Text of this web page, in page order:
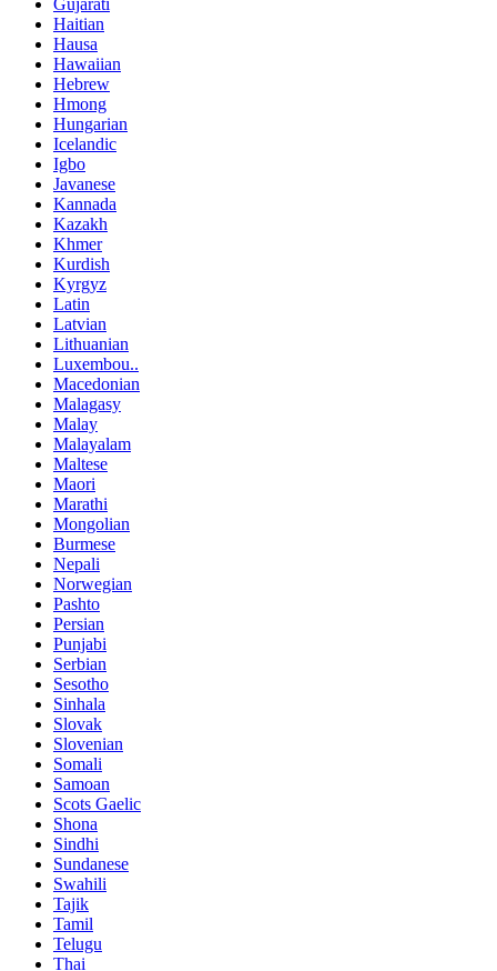
Gujarati
Haitian
Hausa
Hawaiian
Hebrew
Hmong
Hungarian
Icelandic
Igbo
Javanese
Kannada
Kazakh
Khmer
Kurdish
Kyrgyz
Latin
Latvian
Lithuanian
Luxembou..
Macedonian
Malagasy
Malay
Malayalam
Maltese
Maori
Marathi
Mongolian
Burmese
Nepali
Norwegian
Pashto
Persian
Punjabi
Serbian
Sesotho
Sinhala
Slovak
Slovenian
Somali
Samoan
Scots Gaelic
Shona
Sindhi
Sundanese
Swahili
Tajik
Tamil
Telugu
Thai